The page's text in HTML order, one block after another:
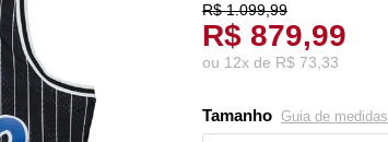
R$ 1.099,99
R$ 879,99
ou 12x de R$ 73,33
Tamanho Guia de medidas